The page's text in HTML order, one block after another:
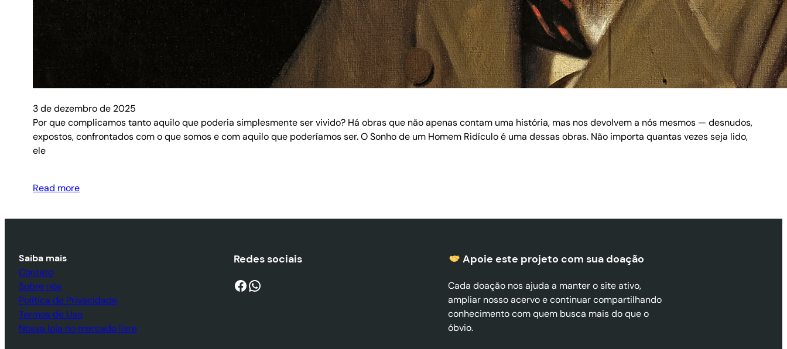
3 de dezembro de 2025
Por que complicamos tanto aquilo que poderia simplesmente ser vivido? Há obras que não apenas contam uma história, mas nos devolvem a nós mesmos — desnudos,
expostos, confrontados com o que somos e com aquilo que poderíamos ser. O Sonho de um Homem Ridículo é uma dessas obras. Não importa quantas vezes seja lido,
ele
Read more
Saiba mais
Contato
Sobre nós
Política de Privacidade
Termos de Uso
Nossa loja no mercado livre
Redes sociais
Facebook WhatsApp
Apoie este projeto com sua doação
Cada doação nos ajuda a manter o site ativo,
ampliar nosso acervo e continuar compartilhando
conhecimento com quem busca mais do que o
óbvio.